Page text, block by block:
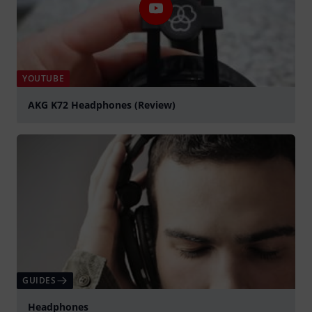
YOUTUBE
AKG K72 Headphones (Review)
GUIDES
Headphones